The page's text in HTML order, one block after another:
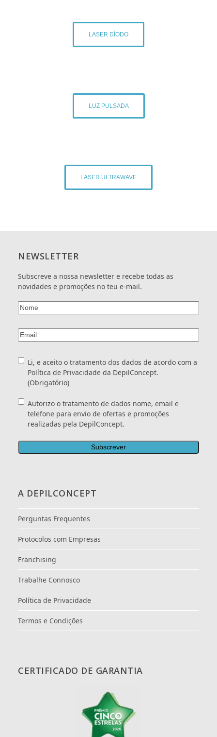
LASER DÍODO
LUZ PULSADA
LASER ULTRAWAVE
NEWSLETTER
Subscreve a nossa newsletter e recebe todas as
novidades e promoções no teu e-mail.
Nome(Obrigatório)
Email(Obrigatório)
Consentimento(Obrigatório)
Li, e aceito o tratamento dos dados de acordo com a
Política de Privacidade da DepilConcept.
(Obrigatório)
Consentimento
Autorizo o tratamento de dados nome, email e
telefone para envio de ofertas e promoções
realizadas pela DepilConcept.
A DEPILCONCEPT
Perguntas Frequentes
Protocolos com Empresas
Franchising
Trabalhe Connosco
Política de Privacidade
Termos e Condições
CERTIFICADO DE GARANTIA